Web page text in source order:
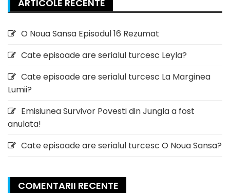
ARTICOLE RECENTE
O Noua Sansa Episodul 16 Rezumat
Cate episoade are serialul turcesc Leyla?
Cate episoade are serialul turcesc La Marginea
Lumii?
Emisiunea Survivor Povesti din Jungla a fost
anulata!
Cate episoade are serialul turcesc O Noua Sansa?
COMENTARII RECENTE